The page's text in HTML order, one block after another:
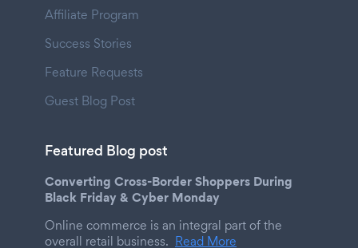
Affiliate Program
Success Stories
Feature Requests
Guest Blog Post
Featured Blog post
Converting Cross-Border Shoppers During
Black Friday & Cyber Monday
Online commerce is an integral part of the
overall retail business. Read More